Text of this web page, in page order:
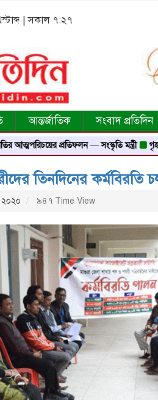
| সকাল ৭:২৭
আন্তর্জাতিক সংবাদ প্রতিদিন
প্রতিফলন — সংস্কৃতি মন্ত্রী গৃহায়ন ও
তিনদিনের কর্মবিরতি
২০২০ ৯৪৭ Time View